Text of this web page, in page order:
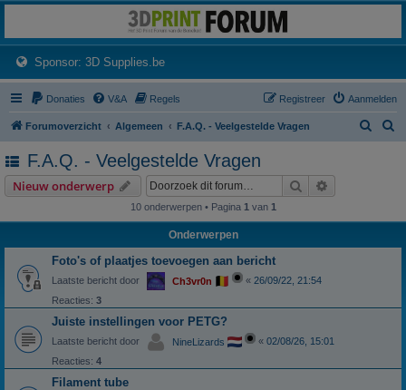
Het 3D print forum van de Benelux na de sluiting van 3dprintforum.nl
Sponsor: 3D Supplies.be(Opens a new tab)
Donaties V&A Regels Aanmelden
Registreer
Forumoverzicht Algemeen F.A.Q. - Veelgestelde Vragen
F.A.Q. - Veelgestelde Vragen
Nieuw onderwerp Zoek
10 onderwerpen • Pagina 1 van 1
Onderwerpen
Foto's of plaatjes toevoegen aan bericht
Laatste bericht door Ch3vr0n « 26/09/22, 21:54
Reacties: 3
Juiste instellingen voor PETG?
Laatste bericht door NineLizards « 02/08/26, 15:01
Reacties: 4
Filament tube